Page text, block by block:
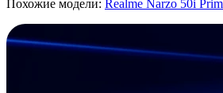
Похожие модели: Realme Narzo 50i